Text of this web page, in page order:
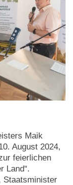
Maik
August 2024,
feierlichen
Land“.
Staatsminister